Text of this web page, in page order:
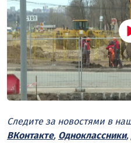
Следите за новостями в
ВКонтакте, Одноклассники,